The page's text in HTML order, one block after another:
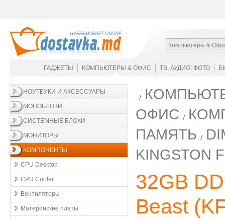
Компьютеры &
ГАДЖЕТЫ КОМПЬЮТЕРЫ & ОФИС ТВ, АУДИО, ФОТО
НОУТБУКИ И АКСЕССУАРЫ
МОНОБЛОКИ
СИСТЕМНЫЕ БЛОКИ
МОНИТОРЫ
КОМПОНЕНТЫ
CPU Desktop
CPU Cooler
Вентиляторы
Материнские платы
ОФИС
ПАМЯТЬ
KINGSTON
32GB
Beast